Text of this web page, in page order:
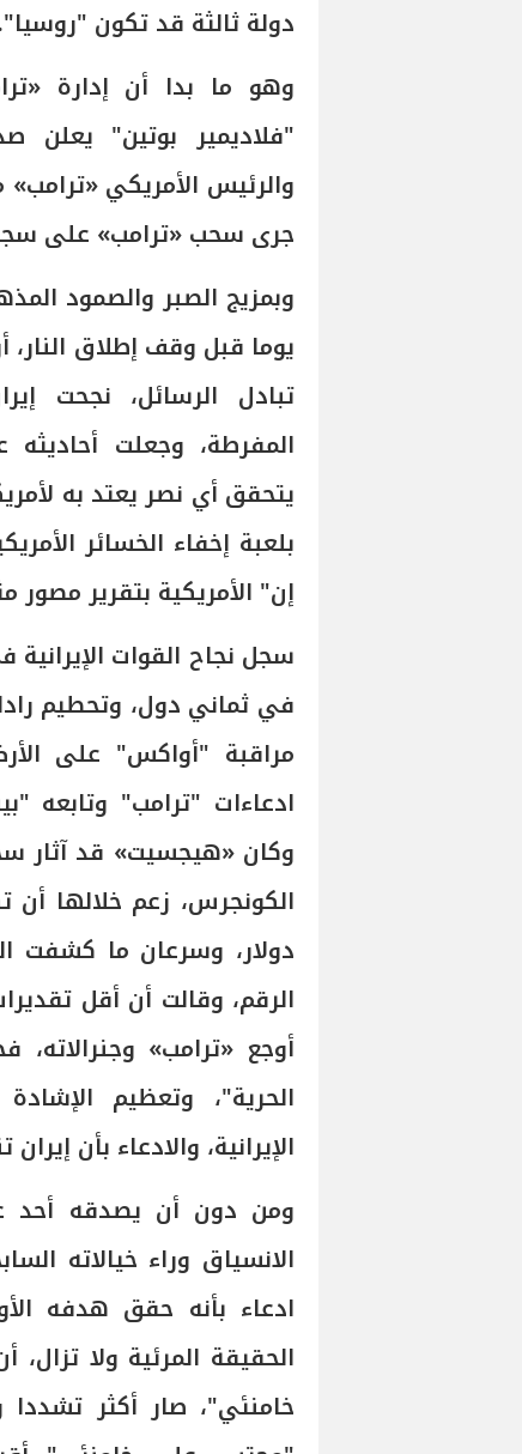
دولة ثالثة قد تكون "روسيا".
وهو ما بدا أن إدارة
"فلاديمير بوتين" يعلن
والرئيس الأمريكي
جرى سحب «ترامب» على
وبمزيج الصبر والصمود
يوما قبل وقف إطلاق
تبادل الرسائل، نجحت
المفرطة، وجعلت أحاديثه
يتحقق أي نصر يعتد به
بلعبة إخفاء الخسائر
إن" الأمريكية بتقرير مصور
في ثماني دول، وتحطيم
مراقبة "أواكس" على
ادعاءات "ترامب" وتابعه
وكان «هيجسيت» قد آثار
دولار، وسرعان ما كشفت
أوجع «ترامب»
الحرية"، وتعظيم
الإيرانية، والادعاء بأن إيران
ومن دون أن يصدقه أحد
الانسياق وراء خيالاته
ادعاء بأنه حقق هدفه
الحقيقة المرئية ولا تزال،
خامنئي"، صار أكثر تشددا